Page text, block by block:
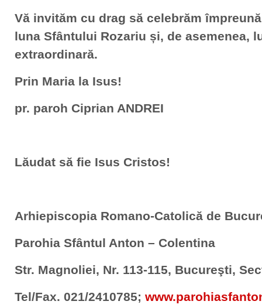
Vă invităm cu drag să celebrăm
luna Sfântului Rozariu și, de asemenea,
extraordinară.
Prin Maria la Isus!
pr. paroh Ciprian ANDREI
Lăudat să fie Isus Cristos!
Arhiepiscopia Romano-Catolică de
Parohia Sfântul Anton – Colentina
Str. Magnoliei, Nr. 113-115, Bucureşti,
Tel/Fax. 021/2410785;